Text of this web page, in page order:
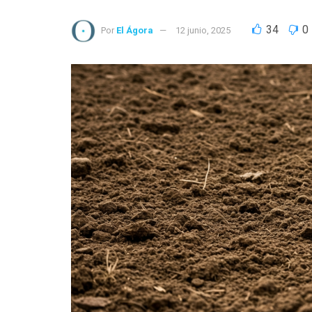
Por El Ágora 12 junio, 2025 34 0